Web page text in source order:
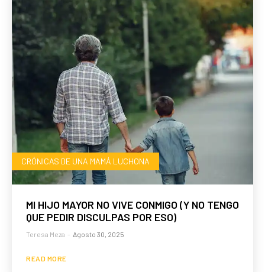
CRÓNICAS DE UNA MAMÁ LUCHONA
MI HIJO MAYOR NO VIVE CONMIGO (Y NO TENGO
QUE PEDIR DISCULPAS POR ESO)
Teresa Meza - Agosto 30, 2025
READ MORE